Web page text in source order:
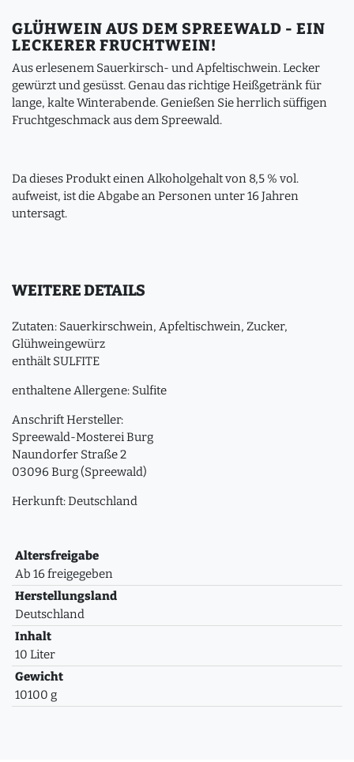
GLÜHWEIN AUS DEM SPREEWALD - EIN
LECKERER FRUCHTWEIN!
Aus erlesenem Sauerkirsch- und Apfeltischwein. Lecker
gewürzt und gesüsst. Genau das richtige Heißgetränk für
lange, kalte Winterabende. Genießen Sie herrlich süffigen
Fruchtgeschmack aus dem Spreewald.
Da dieses Produkt einen Alkoholgehalt von 8,5 % vol.
aufweist, ist die Abgabe an Personen unter 16 Jahren
untersagt.
WEITERE DETAILS
Zutaten: Sauerkirschwein, Apfeltischwein, Zucker,
Glühweingewürz
enthält SULFITE
enthaltene Allergene: Sulfite
Anschrift Hersteller:
Spreewald-Mosterei Burg
Naundorfer Straße 2
03096 Burg (Spreewald)
Herkunft: Deutschland
Altersfreigabe
Ab 16 freigegeben
Herstellungsland
Deutschland
Inhalt
10 Liter
Gewicht
10100 g